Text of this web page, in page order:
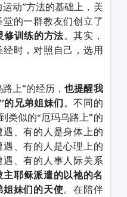
动”方法的基础上，美
的一群教友们创立了
修训练的方法。其实，
时，对照自己，选用
上”的经历，也提醒我
的兄弟姐妹们。不同的
类似的“厄玛乌路上”的
、有的人是身体上的
、有的人是心理上的
、有的人事人际关系
主耶稣派遣的以祂的名
姐妹们的天使。在陪伴